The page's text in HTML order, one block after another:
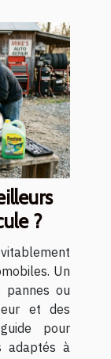
?
Un
pannes ou
et des
pour
adaptés à